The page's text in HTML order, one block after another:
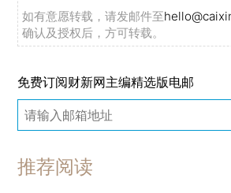
如有意愿转载，请发邮件至
确认及授权后，方可转载。
免费订阅财新网主编精选版电邮
推荐阅读